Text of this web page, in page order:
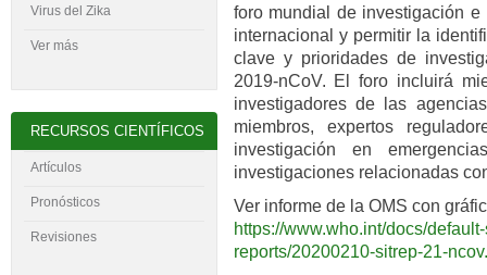
foro mundial de investigación
internacional y permitir la
clave y prioridades de
2019-nCoV. El foro incluirá
investigadores de las
miembros, expertos
investigación en
investigaciones relacionadas
Ver informe de la OMS con
https://www.who.int/docs/
reports/20200210-sitrep-21-
Virus del Zika
Ver más
RECURSOS CIENTÍFICOS
Artículos
Pronósticos
Revisiones